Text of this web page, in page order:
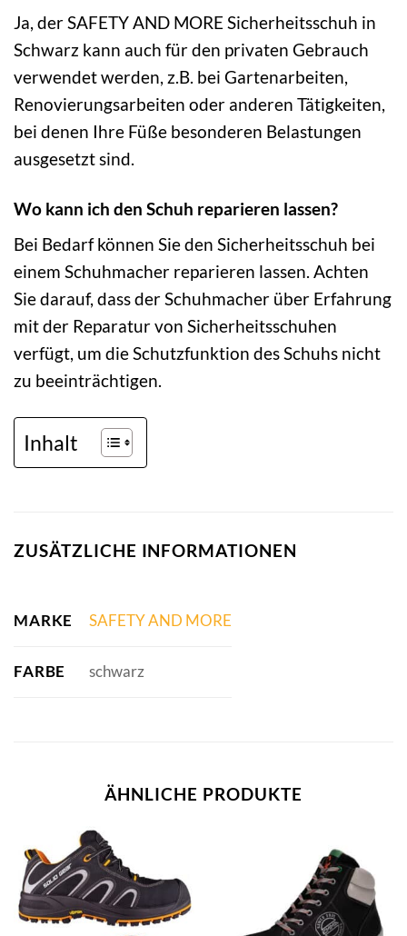
Ja, der SAFETY AND MORE Sicherheitsschuh in
Schwarz kann auch für den privaten Gebrauch
verwendet werden, z.B. bei Gartenarbeiten,
Renovierungsarbeiten oder anderen Tätigkeiten,
bei denen Ihre Füße besonderen Belastungen
ausgesetzt sind.
Wo kann ich den Schuh reparieren lassen?
Bei Bedarf können Sie den Sicherheitsschuh bei
einem Schuhmacher reparieren lassen. Achten
Sie darauf, dass der Schuhmacher über Erfahrung
mit der Reparatur von Sicherheitsschuhen
verfügt, um die Schutzfunktion des Schuhs nicht
zu beeinträchtigen.
Inhalt
ZUSÄTZLICHE INFORMATIONEN
MARKE SAFETY AND MORE
FARBE schwarz
ÄHNLICHE PRODUKTE